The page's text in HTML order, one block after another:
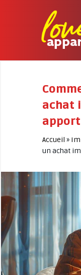
achat
apport
Accueil »
un achat